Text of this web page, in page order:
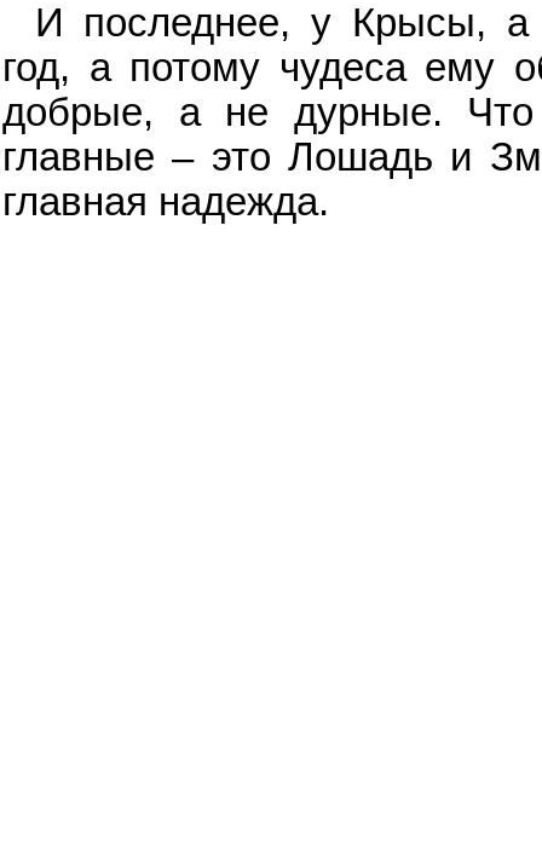
И последнее, у Крысы, а
год, а потому чудеса ему
добрые, а не дурные. Что
главные – это Лошадь и
главная надежда.